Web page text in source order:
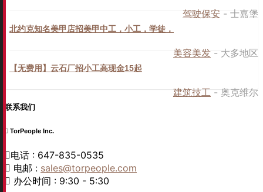
驾驶保安 - 士嘉堡
北约克知名美甲店招美甲中工，小工，学徒，
美容美发 - 大多地区
【无费用】云石厂招小工高现金15起
建筑技工 - 奥克维尔
联系我们
TorPeople Inc.
电话 : 647-835-0535
电邮 : sales@torpeople.com
办公时间 : 9:30 - 5:30